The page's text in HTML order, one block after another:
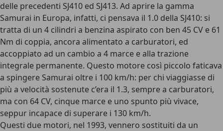
delle precedenti SJ410 ed SJ413. Ad aprire la gamma
Samurai in Europa, infatti, ci pensava il 1.0 della SJ410: si
tratta di un 4 cilindri a benzina aspirato con ben 45 CV e 61
Nm di coppia, ancora alimentato a carburatori, ed
accoppiato ad un cambio a 4 marce e alla trazione
integrale permanente. Questo motore così piccolo faticava
a spingere Samurai oltre i 100 km/h: per chi viaggiasse di
più a velocità sostenute c’era il 1.3, sempre a carburatori,
ma con 64 CV, cinque marce e uno spunto più vivace,
seppur incapace di superare i 130 km/h.
Questi due motori, nel 1993, vennero sostituiti da un